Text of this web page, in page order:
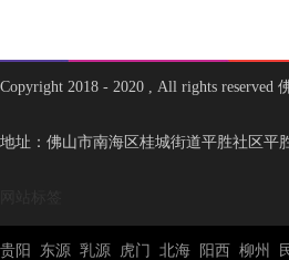
Copyright 2018 - 2020 , All rights
地址：佛山市南海区桂城街道平胜社区平
贵阳 东源 乳源 虎门 北海 阳西 柳州